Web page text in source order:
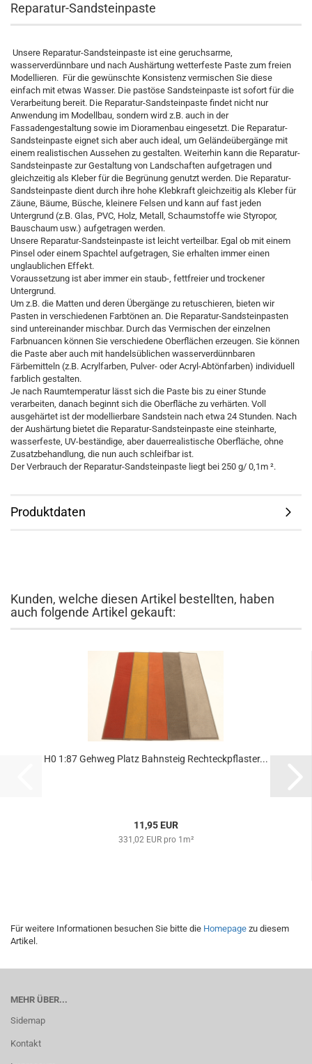
Reparatur-Sandsteinpaste
Unsere Reparatur-Sandsteinpaste ist eine geruchsarme,
wasserverdünnbare und nach Aushärtung wetterfeste Paste zum freien
Modellieren. Für die gewünschte Konsistenz vermischen Sie diese
einfach mit etwas Wasser. Die pastöse Sandsteinpaste ist sofort für die
Verarbeitung bereit. Die Reparatur-Sandsteinpaste findet nicht nur
Anwendung im Modellbau, sondern wird z.B. auch in der
Fassadengestaltung sowie im Dioramenbau eingesetzt. Die Reparatur-
Sandsteinpaste eignet sich aber auch ideal, um Geländeübergänge mit
einem realistischen Aussehen zu gestalten. Weiterhin kann die Reparatur-
Sandsteinpaste zur Gestaltung von Landschaften aufgetragen und
gleichzeitig als Kleber für die Begrünung genutzt werden. Die Reparatur-
Sandsteinpaste dient durch ihre hohe Klebkraft gleichzeitig als Kleber für
Zäune, Bäume, Büsche, kleinere Felsen und kann auf fast jeden
Untergrund (z.B. Glas, PVC, Holz, Metall, Schaumstoffe wie Styropor,
Bauschaum usw.) aufgetragen werden.
Unsere Reparatur-Sandsteinpaste ist leicht verteilbar. Egal ob mit einem
Pinsel oder einem Spachtel aufgetragen, Sie erhalten immer einen
unglaublichen Effekt.
Voraussetzung ist aber immer ein staub-, fettfreier und trockener
Untergrund.
Um z.B. die Matten und deren Übergänge zu retuschieren, bieten wir
Pasten in verschiedenen Farbtönen an. Die Reparatur-Sandsteinpasten
sind untereinander mischbar. Durch das Vermischen der einzelnen
Farbnuancen können Sie verschiedene Oberflächen erzeugen. Sie können
die Paste aber auch mit handelsüblichen wasserverdünnbaren
Färbemitteln (z.B. Acrylfarben, Pulver- oder Acryl-Abtönfarben) individuell
farblich gestalten.
Je nach Raumtemperatur lässt sich die Paste bis zu einer Stunde
verarbeiten, danach beginnt sich die Oberfläche zu verhärten. Voll
ausgehärtet ist der modellierbare Sandstein nach etwa 24 Stunden. Nach
der Aushärtung bietet die Reparatur-Sandsteinpaste eine steinharte,
wasserfeste, UV-beständige, aber dauerrealistische Oberfläche, ohne
Zusatzbehandlung, die nun auch schleifbar ist.
Der Verbrauch der Reparatur-Sandsteinpaste liegt bei 250 g/ 0,1m ².
Produktdaten
Kunden, welche diesen Artikel bestellten, haben
auch folgende Artikel gekauft:
H0 1:87 Gehweg Platz Bahnsteig Rechteckpflaster...
11,95 EUR
331,02 EUR pro 1m²
Für weitere Informationen besuchen Sie bitte die Homepage zu diesem
Artikel.
MEHR ÜBER...
Sidemap
Kontakt